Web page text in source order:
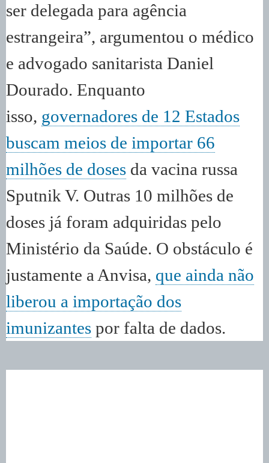
ser delegada para agência
estrangeira”, argumentou o médico
e advogado sanitarista Daniel
Dourado. Enquanto
isso, governadores de 12 Estados
buscam meios de importar 66
milhões de doses da vacina russa
Sputnik V. Outras 10 milhões de
doses já foram adquiridas pelo
Ministério da Saúde. O obstáculo é
justamente a Anvisa, que ainda não
liberou a importação dos
imunizantes por falta de dados.